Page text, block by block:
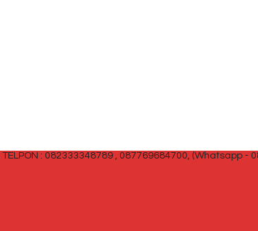
TELPON : 082333348789 , 087769684700, (Whatsapp -